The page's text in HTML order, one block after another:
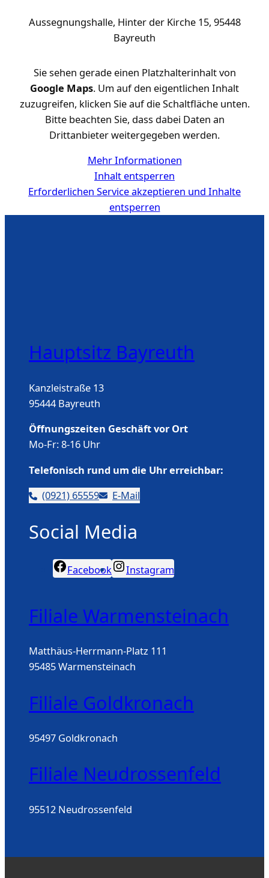
Aussegnungshalle, Hinter der Kirche 15, 95448
Bayreuth
Sie sehen gerade einen Platzhalterinhalt von
Google Maps. Um auf den eigentlichen Inhalt
zuzugreifen, klicken Sie auf die Schaltfläche unten.
Bitte beachten Sie, dass dabei Daten an
Drittanbieter weitergegeben werden.
Mehr Informationen
Inhalt entsperren
Erforderlichen Service akzeptieren und Inhalte
entsperren
Hauptsitz Bayreuth
Kanzleistraße 13
95444 Bayreuth
Öffnungszeiten Geschäft vor Ort
Mo-Fr: 8-16 Uhr
Telefonisch rund um die Uhr erreichbar:
(0921) 65559
E-Mail
Social Media
Facebook Instagram
Filiale Warmensteinach
Matthäus-Herrmann-Platz 111
95485 Warmensteinach
Filiale Goldkronach
95497 Goldkronach
Filiale Neudrossenfeld
95512 Neudrossenfeld